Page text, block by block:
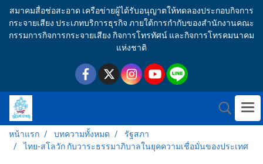
สมาคมสื่อช่อสะอาด เครือข่ายผู้ได้รับอนุญาตให้ทดลองประกอบกิจการ
กระจายเสียง ประเภทบริการธุรกิจ ภายใต้การกำกับของสำนักงานคณะ
กรรมการกิจการกระจายเสียง กิจการโทรทัศน์ และกิจการโทรคมนาคม
แห่งชาติ
หน้าแรก บทความทั้งหมด
รัฐสภา
ไทย-สโลวัก กับวาระธรรมาภิบาลในยุคความเชื่อมั่นของประเทศ